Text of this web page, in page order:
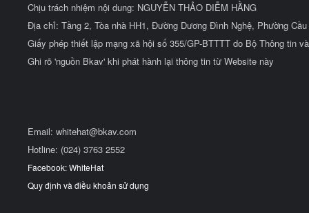
Chịu trách nhiệm nội dung: NGUYỄN THẢO DIỄM HẰNG
Địa chỉ: Tầng 2, Tòa nhà HH1, Đường Dương Đình Nghệ, Phường
Giấy phép thiết lập mạng xã hội số 355/GP-BTTTT do Bộ Thông tin
Ghi rõ 'nguồn Bkav' khi phát hành lại thông tin từ Website này
Email: whitehat@bkav.com
Hotline: (024) 3763 2552
Facebook: WhiteHat
Quy định và điều khoản sử dụng